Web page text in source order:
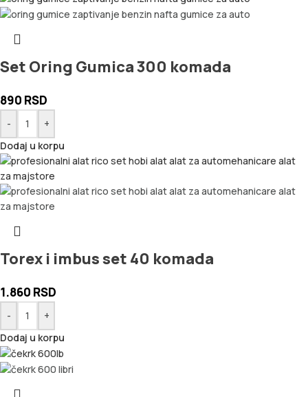
Set Oring Gumica 300 komada
890 RSD
-
+
Dodaj u korpu
Torex i imbus set 40 komada
1.860 RSD
-
+
Dodaj u korpu